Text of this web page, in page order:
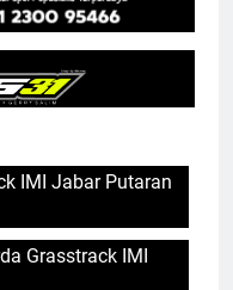
IMI Jabar Putaran
Grasstrack IMI